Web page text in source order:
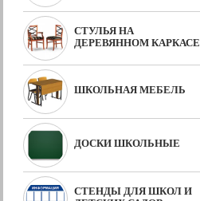
СТУЛЬЯ НА
ДЕРЕВЯННОМ КАРКАСЕ
ШКОЛЬНАЯ МЕБЕЛЬ
ДОСКИ ШКОЛЬНЫЕ
СТЕНДЫ ДЛЯ ШКОЛ И